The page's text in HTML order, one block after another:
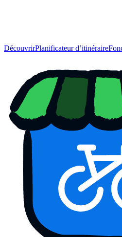
DécouvrirPlanificateur d’itinéraire